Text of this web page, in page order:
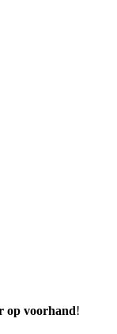
op voorhand!